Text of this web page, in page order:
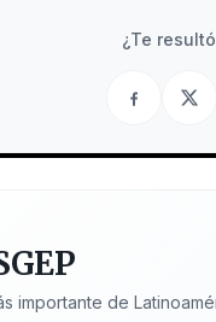
¿Te
importante de